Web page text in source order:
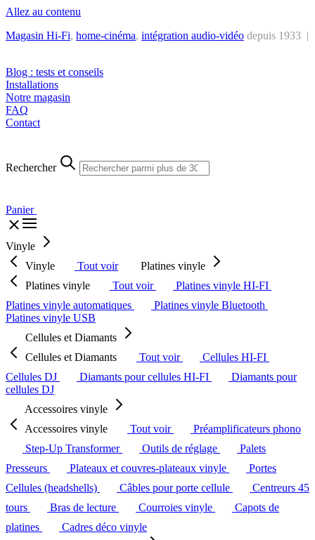
Allez au contenu
Magasin Hi-Fi, home-cinéma, intégration audio-vidéo depuis 1933 |
Blog : tests et conseils
Installations
Notre magasin
FAQ
Contact
Rechercher
Panier
Vinyle
Vinyle
Tout voir
Platines vinyle
Platines vinyle
Tout voir
Platines vinyle HI-FI
Platines vinyle automatiques
Platines vinyle Bluetooth
Platines vinyle USB
Cellules et Diamants
Cellules et Diamants
Tout voir
Cellules HI-FI
Cellules DJ
Diamants pour cellules HI-FI
Diamants pour
cellules DJ
Accessoires vinyle
Accessoires vinyle
Tout voir
Préamplificateurs phono
Step-Up Transformer
Outils de réglage
Palets
Presseurs
Plateaux et couvres-plateaux vinyle
Portes
Cellules (headshells)
Câbles pour porte cellule
Centreurs 45
tours
Bras de lecture Courroies vinyle
Capots de
platines
Cadres déco vinyle